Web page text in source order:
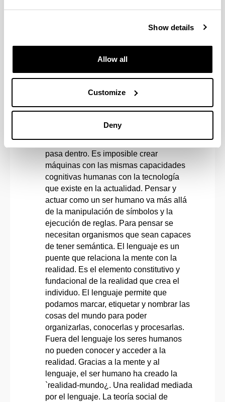
Show details
Allow all
Customize
Deny
mente de Searle es un monismo no
irreductibles al dualismo y a ningún tipo
de reduccionismo como: el
computacionalismo y demás teorías
reduccionistas. El funcionalismo solo se
eventos externos a nuestro cerebro, pero
no tiene la capacidad de describir lo que
pasa dentro. Es imposible crear
máquinas con las mismas capacidades
cognitivas humanas con la tecnología
que existe en la actualidad. Pensar y
actuar como un ser humano va más allá
de la manipulación de símbolos y la
ejecución de reglas. Para pensar se
necesitan organismos que sean capaces
de tener semántica. El lenguaje es un
puente que relaciona la mente con la
realidad. Es el elemento constitutivo y
fundacional de la realidad que crea el
individuo. El lenguaje permite que
podamos marcar, etiquetar y nombrar las
cosas del mundo para poder
organizarlas, conocerlas y procesarlas.
Fuera del lenguaje los seres humanos
no pueden conocer y acceder a la
realidad. Gracias a la mente y al
lenguaje, el ser humano ha creado la
`realidad-mundo¿. Una realidad mediada
por el lenguaje. La teoría social de